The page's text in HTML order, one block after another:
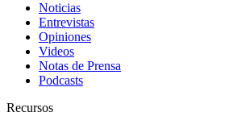
Noticias
Entrevistas
Opiniones
Videos
Notas de Prensa
Podcasts
Recursos